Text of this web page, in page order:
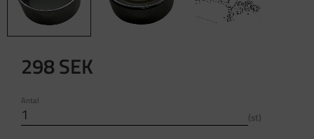
298SEK
Antal
st